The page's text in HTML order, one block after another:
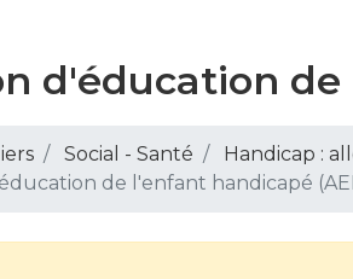
d'éducation
Social - Santé
Handicap :
de l'enfant handicapé